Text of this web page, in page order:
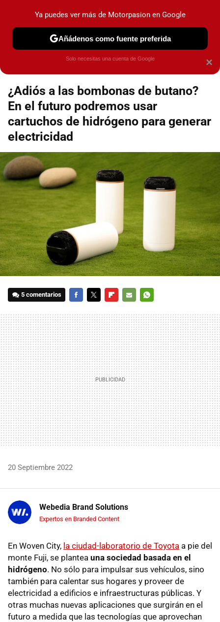
marca que se menciona
Espacio Toyota
¿Adiós a las bombonas de butano?
En el futuro podremos usar
cartuchos de hidrógeno para generar
electricidad
5 comentarios
MAIL
20 Septiembre 2022
Webedia Brand Solutions
Expertos en Branded Content
En Woven City, la ciudad-laboratorio de Toyota a pie del
monte Fuji, se plantea una sociedad basada en el
hidrógeno. No sólo para impulsar sus vehículos, sino
también para calentar sus hogares y proveer de
electricidad a edificios e infraestructuras públicas. Y
otras muchas nuevas aplicaciones que surgirán en el
futuro a medida que las tecnologías que aprovechan
×
Ya puedes ver más de Motorpasion en Google
Añádenos como fuente preferida
Solo necesitas una cuenta de Google